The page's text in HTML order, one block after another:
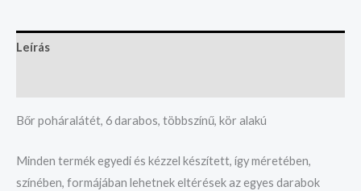
Leírás
Bőr poháralátét, 6 darabos, többszínű, kör alakú
Minden termék egyedi és kézzel készített, így méretében,
színében, formájában lehetnek eltérések az egyes darabok